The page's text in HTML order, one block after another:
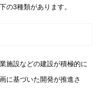
の3種類があります。
施設などの建設が積極的に
に基づいた開発が推進さ